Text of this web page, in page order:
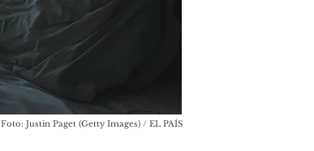
Foto: Justin Paget (Getty Images) / EL PAÍS